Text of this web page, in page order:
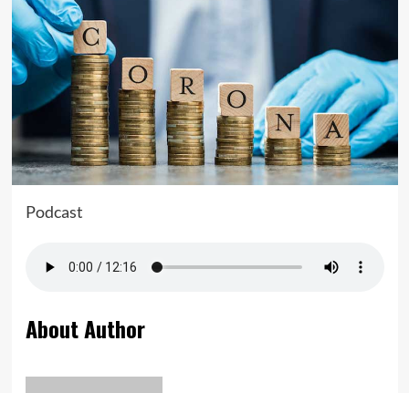
Podcast
About Author